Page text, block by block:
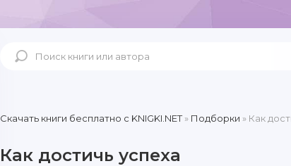
Скачать книги бесплатно c KNIGKI.NET» Подборки » Как
Как достичь успеха